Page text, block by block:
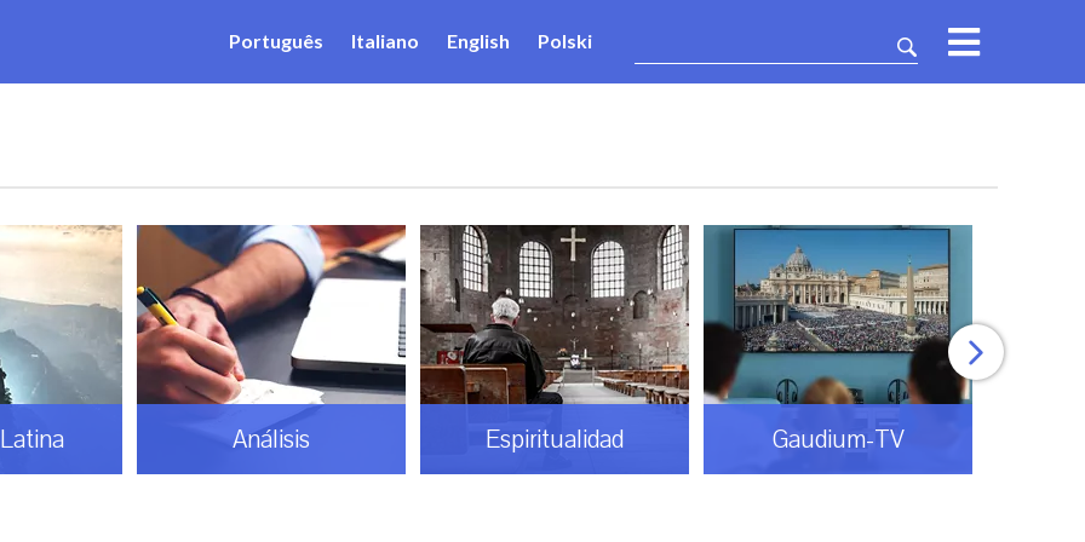
Português Italiano English Polski
Análisis Espiritualidad Gaudium-TV